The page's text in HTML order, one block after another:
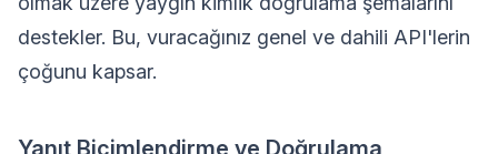
destekler. Bu, vuracağınız genel ve dahili API'lerin
çoğunu kapsar.
Yanıt Biçimlendirme ve Doğrulama